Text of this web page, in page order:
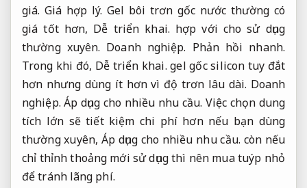
giá. Giá hợp lý. Gel bôi trơn gốc nước thường có
giá tốt hơn, Dễ triển khai. hợp với cho sử dụng
thường xuyên. Doanh nghiệp. Phản hồi nhanh.
Trong khi đó, Dễ triển khai. gel gốc silicon tuy đắt
hơn nhưng dùng ít hơn vì độ trơn lâu dài. Doanh
nghiệp. Áp dụng cho nhiều nhu cầu. Việc chọn dung
tích lớn sẽ tiết kiệm chi phí hơn nếu bạn dùng
thường xuyên, Áp dụng cho nhiều nhu cầu. còn nếu
chỉ thỉnh thoảng mới sử dụng thì nên mua tuýp nhỏ
để tránh lãng phí.